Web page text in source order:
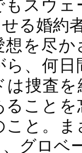
る婚約
を尽
ら、何
は捜査
ること
と。
グロベ